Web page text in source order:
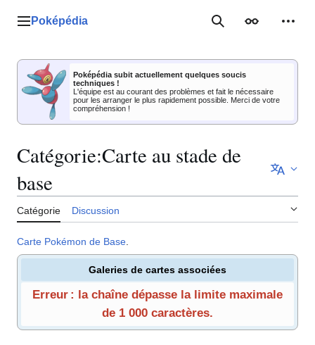
Menu principal
Poképédia RechercherApparence
Poképédia subit actuellement quelques soucis
techniques !
L'équipe est au courant des problèmes et fait le nécessaire
pour les arranger le plus rapidement possible. Merci de votre
compréhension !
Catégorie:Carte au stade de
base
Catégorie Discussion
Carte Pokémon de Base
Galeries de cartes associées
Erreur : la chaîne dépasse la limite maximale
de 1 000 caractères.